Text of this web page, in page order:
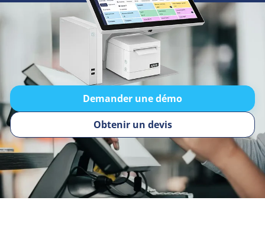
Demander une démo
Obtenir un devis